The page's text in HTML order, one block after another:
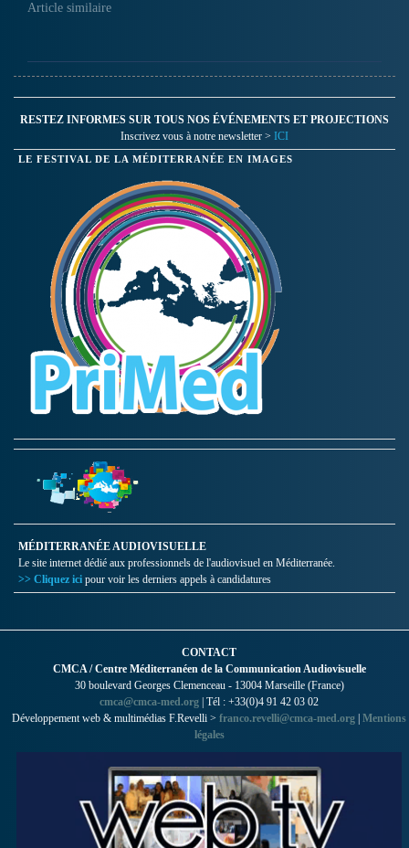
mais à leur rencontre et à
musiciens de convertir le
Txalaparta en point de
rencontre, non seulement
entre deux êtres,…
Article similaire
RESTEZ INFORMES SUR TOUS NOS ÉVÉNEMENTS ET PROJECTIONS
Inscrivez vous à notre newsletter > ICI
LE FESTIVAL DE LA MÉDITERRANÉE EN IMAGES
MÉDITERRANÉE AUDIOVISUELLE
Le site internet dédié aux professionnels de l'audiovisuel en Méditerranée.
>> Cliquez ici pour voir les derniers appels à candidatures
CONTACT
CMCA / Centre Méditerranéen de la Communication Audiovisuelle
30 boulevard Georges Clemenceau - 13004 Marseille (France)
cmca@cmca-med.org | Tél : +33(0)4 91 42 03 02
Développement web & multimédias F.Revelli > franco.revelli@cmca-med.org Mentions
légales